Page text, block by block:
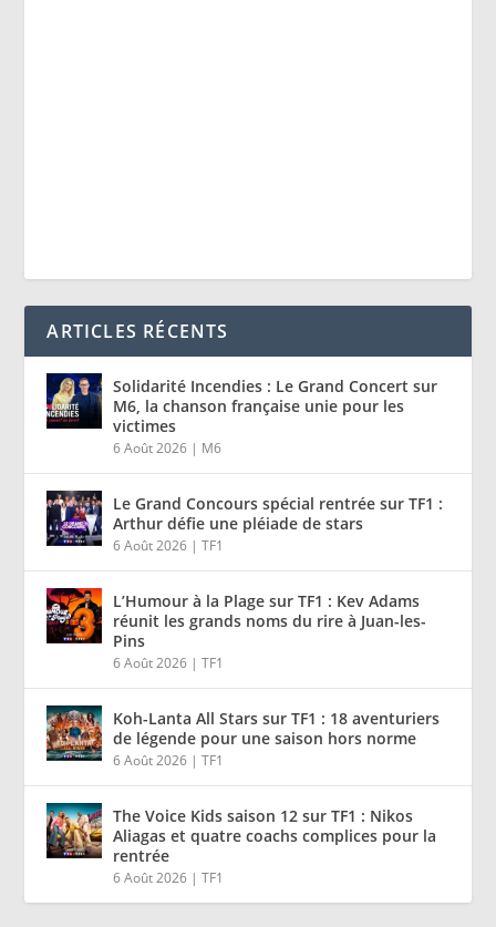
ARTICLES RÉCENTS
Solidarité Incendies : Le Grand Concert sur
M6, la chanson française unie pour les
victimes
6 Août 2026 | M6
Le Grand Concours spécial rentrée sur TF1 :
Arthur défie une pléiade de stars
6 Août 2026 |TF1
L’Humour à la Plage sur TF1 : Kev Adams
réunit les grands noms du rire à Juan-les-
Pins
6 Août 2026 |TF1
Koh-Lanta All Stars sur TF1 : 18 aventuriers
de légende pour une saison hors norme
6 Août 2026 |TF1
The Voice Kids saison 12 sur TF1 : Nikos
Aliagas et quatre coachs complices pour la
rentrée
6 Août 2026 |TF1